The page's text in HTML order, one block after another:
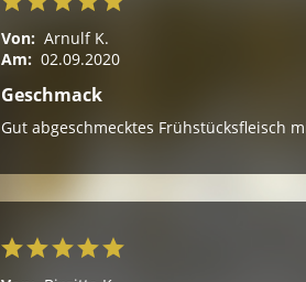
Von: Arnulf K.
Am: 02.09.2020
Geschmack
Gut abgeschmecktes Frühstücksfleisch